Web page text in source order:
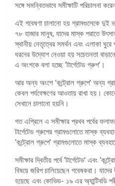
সঙ্গে সমন্বিতভাবে সমীক্ষাটি পরিচালনা
এই গবেষণা চালানো হয় গ্রামগুলেকে দুই
৭৮ হাজার মানুষ, যাদের মাস্ক পরাতে
স্থানীয় নেতৃত্বের সমর্থন এবং এলাকা ঘুরে
ধরনের উদ্যোগ নেওয়া হয় সচেতনতা
এ অংশকে বলা হচ্ছে ‘টার্গেটেড গ্রুপ’।
আর অন্য অংশে ‘কন্ট্রোল গ্রুপে’ অন্য
কেবল পর্যবেক্ষণের আওতায় রাখা হয়।
সেখানে চালানো হয়নি।
গত এপ্রিলে এ সমীক্ষার প্রথব পর্বের
টার্গেটেড গ্রুপের গ্রামগুলোতে মাস্ক
‘কন্ট্রোল গ্রুপে’ গ্রামগুলোতে মাস্ক
সমীক্ষার দ্বিতীয় পর্বে ‘টার্গেটেড’ এবং
বিষয়ে জরিপ চালিয়েছেন গবেষকরা।
হয়েছে এবং কোভিড- ১৯ এর অ্যান্টিবডি